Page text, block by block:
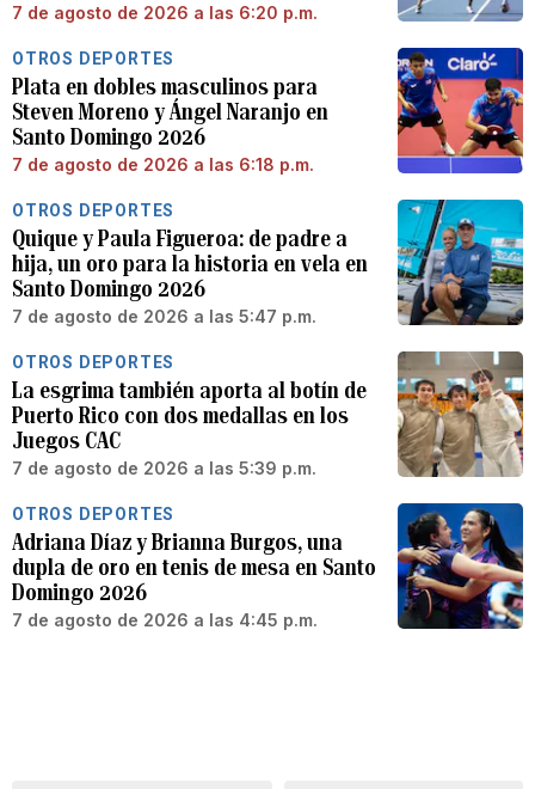
7 de agosto de 2026 a las 6:20 p.m.
OTROS DEPORTES
Plata en dobles masculinos para
Steven Moreno y Ángel Naranjo en
Santo Domingo 2026
7 de agosto de 2026 a las 6:18 p.m.
OTROS DEPORTES
Quique y Paula Figueroa: de padre a
hija, un oro para la historia en vela en
Santo Domingo 2026
7 de agosto de 2026 a las 5:47 p.m.
OTROS DEPORTES
La esgrima también aporta al botín de
Puerto Rico con dos medallas en los
Juegos CAC
7 de agosto de 2026 a las 5:39 p.m.
OTROS DEPORTES
Adriana Díaz y Brianna Burgos, una
dupla de oro en tenis de mesa en Santo
Domingo 2026
7 de agosto de 2026 a las 4:45 p.m.